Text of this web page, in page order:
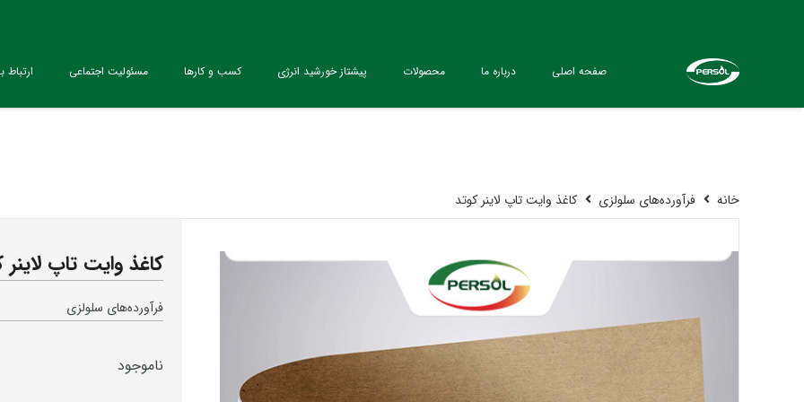
صفحه اصلی درباره ما محصولات پیشتاز خورشید انرژی کسب و کارها مسئولیت اجتماعی ارتباط
خانه فرآورده‌های سلولزی کاغذ وایت تاپ لاینر کوتد
کاغذ وایت تاپ لاینر
فرآورده‌های سلولزی
ناموجود